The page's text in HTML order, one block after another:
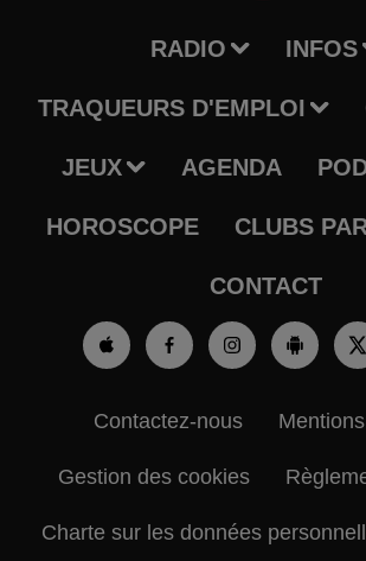
RADIO INFOS
TRAQUEURS D'EMPLOI
JEUX AGENDA
HOROSCOPE CLUBS
CONTACT
Contactez-nous
Gestion des cookies
Charte sur les données